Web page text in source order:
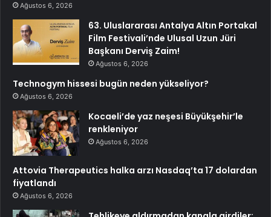
Ağustos 6, 2026
63. Uluslararası Antalya Altın Portakal
Film Festivali’nde Ulusal Uzun Jüri
Başkanı Derviş Zaim!
Ağustos 6, 2026
Technogym hissesi bugün neden yükseliyor?
Ağustos 6, 2026
Kocaeli’de yaz neşesi Büyükşehir’le
renkleniyor
Ağustos 6, 2026
Attovia Therapeutics halka arzı Nasdaq’ta 17 dolardan
fiyatlandı
Ağustos 6, 2026